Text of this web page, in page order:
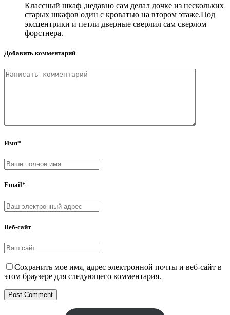
Классный шкаф ,недавно сам делал дочке из нескольких
старых шкафов один с кроватью на втором этаже.Под
эксцентрики и петли дверные сверлил сам сверлом
форстнера.
Добавить комментарий
Имя*
Email*
Веб-сайт
Сохранить мое имя, адрес электронной почты и веб-сайт в
этом браузере для следующего комментария.